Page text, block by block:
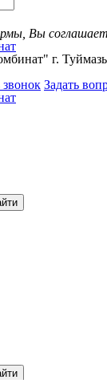
Вы
г.
звонок Задать